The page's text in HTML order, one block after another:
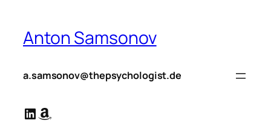
springen
Anton Samsonov
a.samsonov@thepsychologist.de
LinkedIn
Amazon